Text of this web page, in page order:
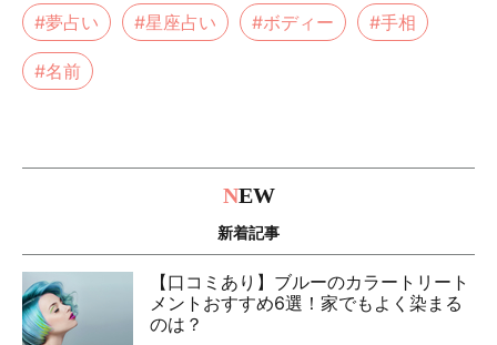
#夢占い #星座占い #ボディー #手相
#名前
NEW
新着記事
【口コミあり】ブルーのカラートリート
メントおすすめ6選！家でもよく染まる
のは？